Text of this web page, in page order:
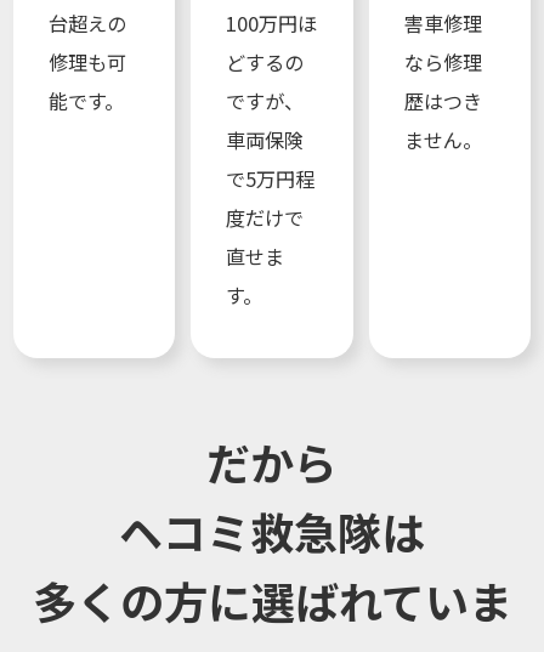
台超えの
修理も可
能です。
100万円ほ
どするの
ですが、
車両保険
で5万円程
度だけで
直せま
す。
害車修理
なら修理
歴はつき
ません。
だから
ヘコミ救急隊は
多くの方に選ばれていま